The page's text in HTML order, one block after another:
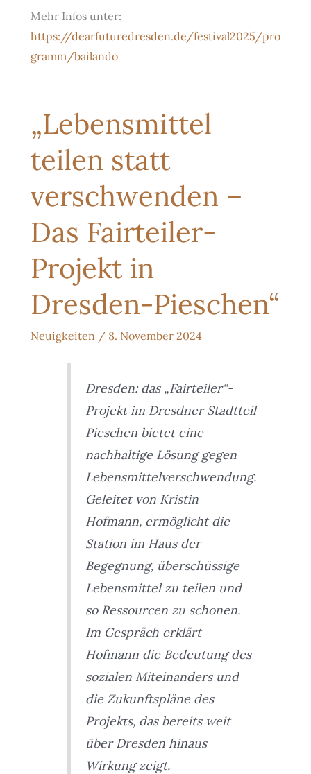
Mehr Infos unter:
https://dearfuturedresden.de/festival2025/pro
gramm/bailando
„Lebensmittel
teilen statt
verschwenden –
Das Fairteiler-
Projekt in
Dresden-Pieschen“
Neuigkeiten / 8. November 2024
Dresden: das „Fairteiler“-
Projekt im Dresdner Stadtteil
Pieschen bietet eine
nachhaltige Lösung gegen
Lebensmittelverschwendung.
Geleitet von Kristin
Hofmann, ermöglicht die
Station im Haus der
Begegnung, überschüssige
Lebensmittel zu teilen und
so Ressourcen zu schonen.
Im Gespräch erklärt
Hofmann die Bedeutung des
sozialen Miteinanders und
die Zukunftspläne des
Projekts, das bereits weit
über Dresden hinaus
Wirkung zeigt.